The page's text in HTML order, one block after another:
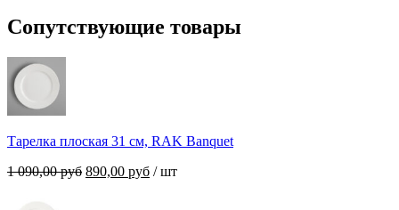
Сопутствующие товары
Тарелка плоская 31 см, RAK Banquet
1 090,00руб Первоначальная
890,00 рубТекущая
/ шт